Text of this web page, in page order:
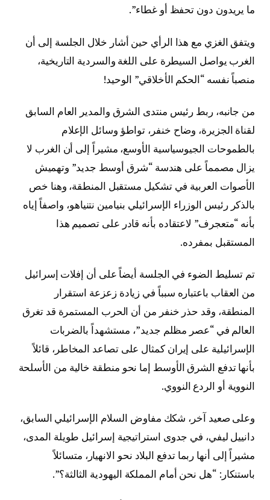
ما يريدون دون تحفظ أو غطاء”.
ويتفق الغزي مع هذا الرأي حين أشار خلال الجلسة إلى أن
الغرب يواصل السيطرة على اللغة والسردية التاريخية،
منصباً نفسه “الحكم الأخلاقي” الوحيد!
من جانبه، ربط رئيس منتدى الشرق والمدير العام السابق
لقناة الجزيرة، وضاح خنفر، تواطؤ وسائل الإعلام
بالطموحات الجيوسياسية الأوسع، مشيراً إلى أن الغرب لا
يزال مصمماً على هندسة “شرق أوسط جديد” وتهميش
الأصوات العربية في تشكيل مستقبل المنطقة، وهنا خص
بالذكر رئيس الوزراء الإسرائيلي بنيامين نتنياهو، واصفاً إياه
بأنه “متعجرف” لاعتقاده بأنه قادر على تصميم هذا
المستقبل بمفرده.
تم تسليط الضوء في الجلسة أيضاً على أن إفلات إسرائيل
من العقاب باعتباره سبباً في زيادة زعزعة استقرار
المنطقة، وقد حذر خنفر من أن الحرب المستمرة قد تغرق
العالم في “عصر مظلم جديد”، مستشهداً بالضربات
الإسرائيلية على إيران كمثال على تصاعد المخاطر، قائلاً
بأنها تدفع الشرق الأوسط إما نحو منطقة خالية من الأسلحة
النووية أو الردع النووي.
وعلى صعيد آخر، شكك مفاوض السلام الإسرائيلي السابق،
دانييل ليفي، في جدوى استراتيجية إسرائيل طويلة المدى،
مشيراً إلى أنها ربما تدفع البلاد نحو الانهيار، متسائلاً
باستنكار: “هل نحن أمام المملكة اليهودية الثالثة؟”.